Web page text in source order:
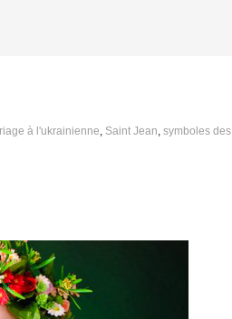
à l'ukrainienne Saint Jean ,symboles des